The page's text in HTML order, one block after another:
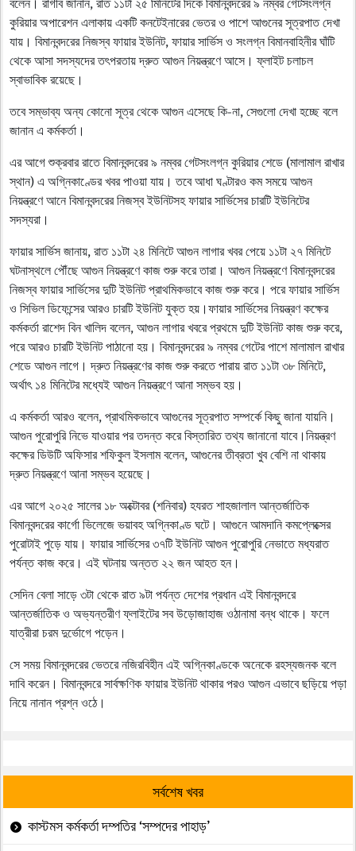
কুরিয়ার অপারেশন এলাকায় একটি কনটেইনারের ভেতর ও পাশে আগুনের সূত্রপাত দেখা
যায়। বিমানবন্দরের নিজস্ব ফায়ার ইউনিট, ফায়ার সার্ভিস ও সংলগ্ন বিমানবাহিনীর ঘাঁটি
থেকে আসা সদস্যদের তৎপরতায় দ্রুত আগুন নিয়ন্ত্রণে আসে। ফ্লাইট চলাচল
স্বাভাবিক রয়েছে।
তবে সম্ভাব্য অন্য কোনো সূত্র থেকে আগুন এসেছে কি-না, সেগুলো দেখা হচ্ছে বলে
জানান এ কর্মকর্তা।
এর আগে শুক্রবার রাতে বিমানবন্দরের ৯ নম্বর গেটসংলগ্ন কুরিয়ার শেডে (মালামাল রাখার
স্থান) এ অগ্নিকাণ্ডের খবর পাওয়া যায়। তবে আধা ঘণ্টারও কম সময়ে আগুন
নিয়ন্ত্রণে আনে বিমানবন্দরের নিজস্ব ইউনিটসহ ফায়ার সার্ভিসের চারটি ইউনিটের
সদস্যরা।
ফায়ার সার্ভিস জানায়, রাত ১১টা ২৪ মিনিটে আগুন লাগার খবর পেয়ে ১১টা ২৭ মিনিটে
ঘটনাস্থলে পৌঁছে আগুন নিয়ন্ত্রণে কাজ শুরু করে তারা। আগুন নিয়ন্ত্রণে বিমানবন্দরের
নিজস্ব ফায়ার সার্ভিসের দুটি ইউনিট প্রাথমিকভাবে কাজ শুরু করে। পরে ফায়ার সার্ভিস
ও সিভিল ডিফেন্সের আরও চারটি ইউনিট যুক্ত হয়।ফায়ার সার্ভিসের নিয়ন্ত্রণ কক্ষের
কর্মকর্তা রাশেদ বিন খালিদ বলেন, আগুন লাগার খবরে প্রথমে দুটি ইউনিট কাজ শুরু করে,
পরে আরও চারটি ইউনিট পাঠানো হয়। বিমানবন্দরের ৯ নম্বর গেটের পাশে মালামাল রাখার
শেডে আগুন লাগে। দ্রুত নিয়ন্ত্রণের কাজ শুরু করতে পারায় রাত ১১টা ৩৮ মিনিটে,
অর্থাৎ ১৪ মিনিটের মধ্যেই আগুন নিয়ন্ত্রণে আনা সম্ভব হয়।
এ কর্মকর্তা আরও বলেন, প্রাথমিকভাবে আগুনের সূত্রপাত সম্পর্কে কিছু জানা যায়নি।
আগুন পুরোপুরি নিভে যাওয়ার পর তদন্ত করে বিস্তারিত তথ্য জানানো যাবে।নিয়ন্ত্রণ
কক্ষের ডিউটি অফিসার শফিকুল ইসলাম বলেন, আগুনের তীব্রতা খুব বেশি না থাকায়
দ্রুত নিয়ন্ত্রণে আনা সম্ভব হয়েছে।
এর আগে ২০২৫ সালের ১৮ অক্টোবর (শনিবার) হযরত শাহজালাল আন্তর্জাতিক
বিমানবন্দরের কার্গো ভিলেজে ভয়াবহ অগ্নিকাণ্ড ঘটে। আগুনে আমদানি কমপ্লেক্সের
পুরোটাই পুড়ে যায়। ফায়ার সার্ভিসের ৩৭টি ইউনিট আগুন পুরোপুরি নেভাতে মধ্যরাত
পর্যন্ত কাজ করে। এই ঘটনায় অন্তত ২২ জন আহত হন।
সেদিন বেলা সাড়ে ৩টা থেকে রাত ৯টা পর্যন্ত দেশের প্রধান এই বিমানবন্দরে
আন্তর্জাতিক ও অভ্যন্তরীণ ফ্লাইটের সব উড়োজাহাজ ওঠানামা বন্ধ থাকে। ফলে
যাত্রীরা চরম দুর্ভোগে পড়েন।
সে সময় বিমানবন্দরের ভেতরে নজিরবিহীন এই অগ্নিকাণ্ডকে অনেকে রহস্যজনক বলে
দাবি করেন। বিমানবন্দরে সার্বক্ষণিক ফায়ার ইউনিট থাকার পরও আগুন এভাবে ছড়িয়ে পড়া
নিয়ে নানান প্রশ্ন ওঠে।
সর্বশেষ খবর
কাস্টমস কর্মকর্তা দম্পতির ‘সম্পদের পাহাড়’